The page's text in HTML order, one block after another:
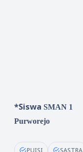
*Siswa SMAN 1
Purworejo
PUISI SASTRA